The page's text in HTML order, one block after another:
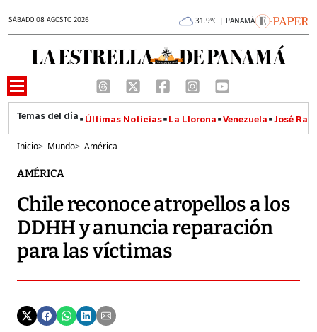
SÁBADO 08 AGOSTO 2026 31.9°C | PANAMÁ
Últimas Noticias La Llorona Venezuela José
Inicio> Mundo> América
AMÉRICA
Chile reconoce atropellos a los
DDHH y anuncia reparación
para las víctimas